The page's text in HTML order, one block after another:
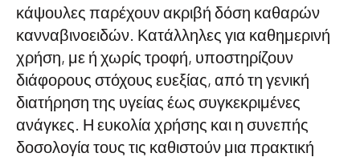
κάψουλες παρέχουν ακριβή δόση καθαρών
κανναβινοειδών. Κατάλληλες για καθημερινή
χρήση, με ή χωρίς τροφή, υποστηρίζουν
διάφορους στόχους ευεξίας, από τη γενική
διατήρηση της υγείας έως συγκεκριμένες
ανάγκες. Η ευκολία χρήσης και η συνεπής
δοσολογία τους τις καθιστούν μια πρακτική